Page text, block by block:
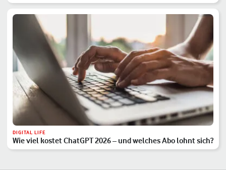
DIGITAL LIFE
Wie viel kostet ChatGPT 2026 – und welches Abo lohnt sich?